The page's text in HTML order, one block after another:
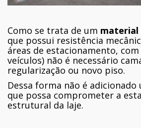
Como se trata de um material
que possui resistência
áreas de estacionamento,
veículos) não é necessário
regularização ou novo piso.
Dessa forma não é
que possa comprometer a
estrutural da laje.